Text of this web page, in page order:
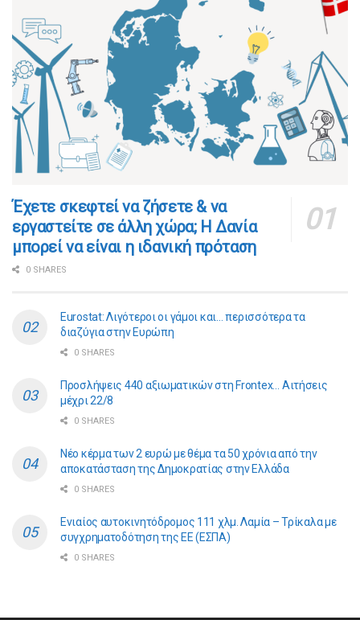
​​Έχετε σκεφτεί να ζήσετε & να
εργαστείτε σε άλλη χώρα; Η Δανία
μπορεί να είναι η ιδανική πρόταση
0 SHARES
Eurostat: Λιγότεροι οι γάμοι και… περισσότερα τα
διαζύγια στην Ευρώπη
0 SHARES
Προσλήψεις 440 αξιωματικών στη Frontex… Αιτήσεις
μέχρι 22/8
0 SHARES
Νέο κέρμα των 2 ευρώ με θέμα τα 50 χρόνια από την
αποκατάσταση της Δημοκρατίας στην Ελλάδα
0 SHARES
Ενιαίος αυτοκινητόδρομος 111 χλμ. Λαμία – Τρίκαλα με
συγχρηματοδότηση της ΕE (ΕΣΠΑ)
0 SHARES